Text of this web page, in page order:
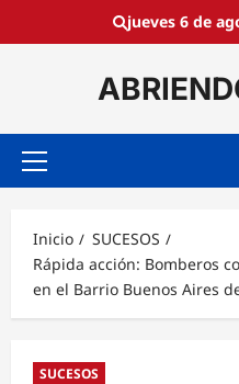
jueves 6 de
Menú
Inicio
SUCESOS
Rápida acción: Bomberos
en el Barrio Buenos Aires
SUCESOS